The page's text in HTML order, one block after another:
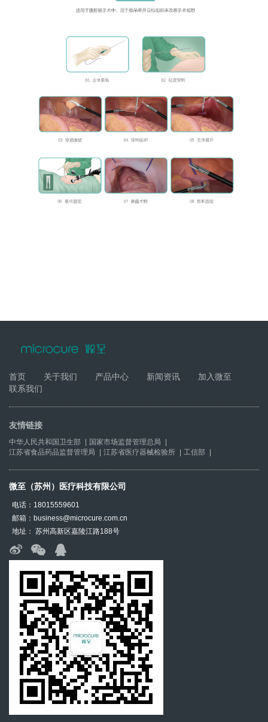
首页 关于我们 产品中心 新闻资讯
加入微至
联系我们
友情链接
中华人民共和国卫生部 | 国家市场监督管理总局
|
江苏省食品药品监督管理局
| 江苏省医疗器械检验所 | 工信部 |
微至（苏州）医疗科技有限公司
电话：18015559601
邮箱：business@microcure.com.cn
地址： 苏州高新区嘉陵江路188号